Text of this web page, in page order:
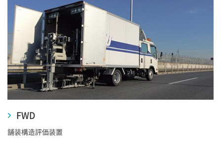
FWD
舗装構造評価装置